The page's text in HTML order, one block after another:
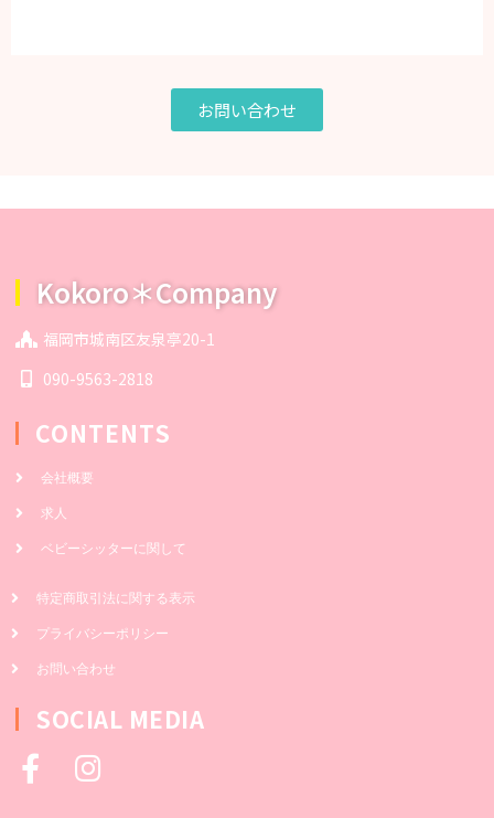
お問い合わせ
Kokoro＊Company
福岡市城南区友泉亭20-1
090-9563-2818
CONTENTS
会社概要
求人
ベビーシッターに関して
特定商取引法に関する表示
プライバシーポリシー
お問い合わせ
SOCIAL MEDIA